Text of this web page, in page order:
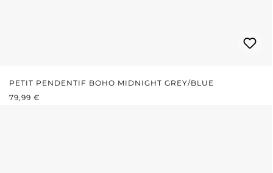
PETIT PENDENTIF BOHO MIDNIGHT GREY/BLUE
PRIX RÉGULIER :
79,99 €